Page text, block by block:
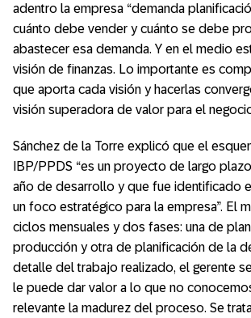
adentro la empresa “demanda
cuánto debe vender y cuánto se debe
abastecer esa demanda. Y en el medio
visión de finanzas. Lo importante es
que aporta cada visión y hacerlas
visión superadora de valor para el
Sánchez de la Torre explicó que el
IBP/PPDS “es un proyecto de largo
año de desarrollo y que fue identificado
un foco estratégico para la empresa”. El
ciclos mensuales y dos fases: una de
producción y otra de planificación de la
detalle del trabajo realizado, el gerente
le puede dar valor a lo que no
relevante la madurez del proceso. Se